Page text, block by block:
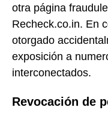
otra página
Recheck.co.in. En
otorgado
exposición a
interconectados.
Revocación de